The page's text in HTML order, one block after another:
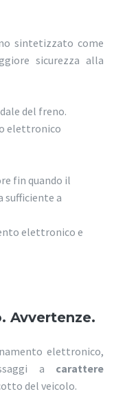
sintetizzato come
sicurezza alla
del freno.
elettronico
fin quando il
sufficiente a
elettronico e
Avvertenze.
elettronico,
a carattere
del veicolo.